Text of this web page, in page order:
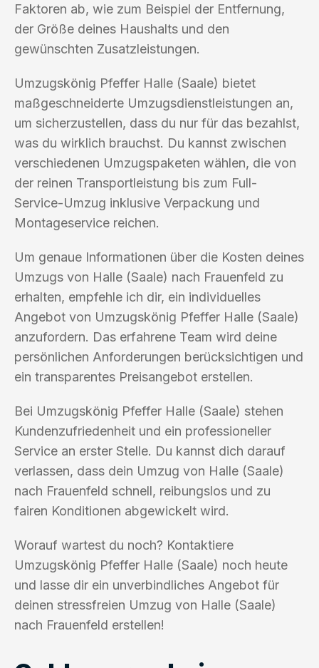
Faktoren ab, wie zum Beispiel der Entfernung,
der Größe deines Haushalts und den
gewünschten Zusatzleistungen.
Umzugskönig Pfeffer Halle (Saale) bietet
maßgeschneiderte Umzugsdienstleistungen an,
um sicherzustellen, dass du nur für das bezahlst,
was du wirklich brauchst. Du kannst zwischen
verschiedenen Umzugspaketen wählen, die von
der reinen Transportleistung bis zum Full-
Service-Umzug inklusive Verpackung und
Montageservice reichen.
Um genaue Informationen über die Kosten deines
Umzugs von Halle (Saale) nach Frauenfeld zu
erhalten, empfehle ich dir, ein individuelles
Angebot von Umzugskönig Pfeffer Halle (Saale)
anzufordern. Das erfahrene Team wird deine
persönlichen Anforderungen berücksichtigen und
ein transparentes Preisangebot erstellen.
Bei Umzugskönig Pfeffer Halle (Saale) stehen
Kundenzufriedenheit und ein professioneller
Service an erster Stelle. Du kannst dich darauf
verlassen, dass dein Umzug von Halle (Saale)
nach Frauenfeld schnell, reibungslos und zu
fairen Konditionen abgewickelt wird.
Worauf wartest du noch? Kontaktiere
Umzugskönig Pfeffer Halle (Saale) noch heute
und lasse dir ein unverbindliches Angebot für
deinen stressfreien Umzug von Halle (Saale)
nach Frauenfeld erstellen!